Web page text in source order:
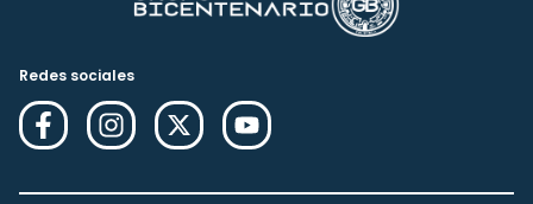
Redes sociales